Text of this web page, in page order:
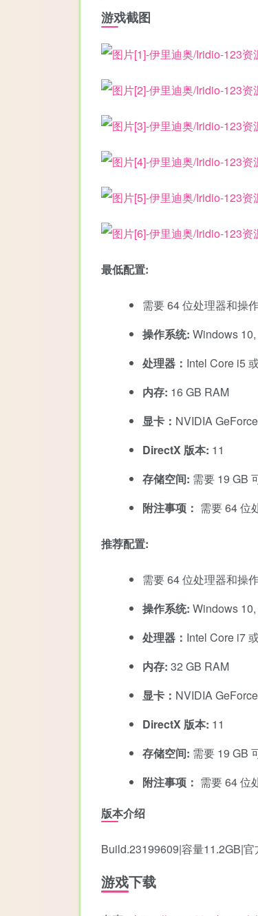
游戏截图
最低配置:
需要 64 位处理器和操
操作系统: Windows 10,
处理器： Intel Core i5
内存: 16 GB RAM
显卡： NVIDIA
DirectX 版本: 11
存储空间: 需要 19 GB
附注事项： 需要 64 位
推荐配置:
需要 64 位处理器和操
操作系统: Windows 10,
处理器： Intel Core i7
内存: 32 GB RAM
显卡： NVIDIA
DirectX 版本: 11
存储空间: 需要 19 GB
附注事项： 需要 64 位
版本介绍
Build.23199609|容量11.2GB|
游戏下载